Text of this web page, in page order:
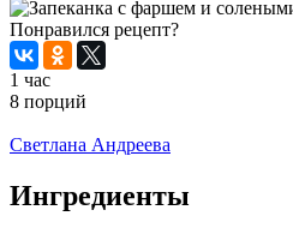
Понравился рецепт?
1 час
8 порций
Светлана Андреева
Ингредиенты